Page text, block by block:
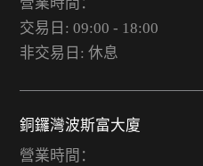
營業時間：
交易日: 09:00 - 18:00
非交易日: 休息
銅鑼灣波斯富大廈
營業時間：